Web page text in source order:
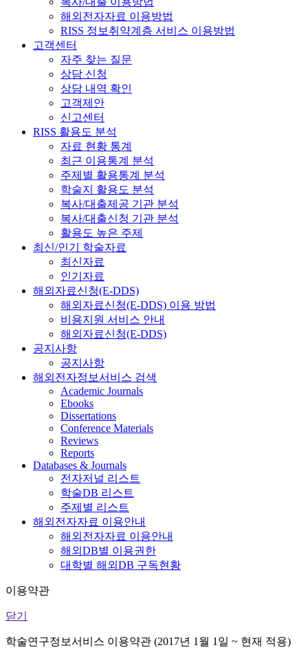
해외전자자료 이용방법
RISS 정보취약계층 서비스 이용방법
고객센터
자주 찾는 질문
상담 신청
상담 내역 확인
고객제안
신고센터
RISS 활용도 분석
자료 현황 통계
최근 이용통계 분석
주제별 활용통계 분석
학술지 활용도 분석
복사/대출제공 기관 분석
복사/대출신청 기관 분석
활용도 높은 주제
최신/인기 학술자료
최신자료
인기자료
해외자료신청(E-DDS)
해외자료신청(E-DDS) 이용 방법
비용지원 서비스 안내
해외자료신청(E-DDS)
공지사항
공지사항
해외전자정보서비스 검색
Academic Journals
Ebooks
Dissertations
Conference Materials
Reviews
Reports
Databases & Journals
전자저널 리스트
학술DB 리스트
주제별 리스트
해외전자자료 이용안내
해외전자자료 이용안내
해외DB별 이용권한
대학별 해외DB 구독현황
이용약관
닫기
학술연구정보서비스 이용약관 (2017년 1월 1일 ~ 현재 적용)